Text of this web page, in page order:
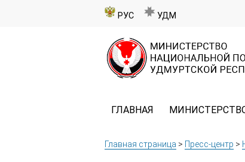
РУС УДМ
ГЛАВНАЯ
Главная страница > Пресс-центр >